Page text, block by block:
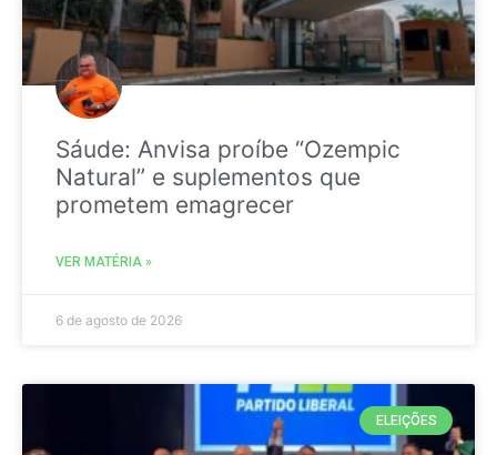
Sáude: Anvisa proíbe “Ozempic
Natural” e suplementos que
prometem emagrecer
VER MATÉRIA »
6 de agosto de 2026
ELEIÇÕES